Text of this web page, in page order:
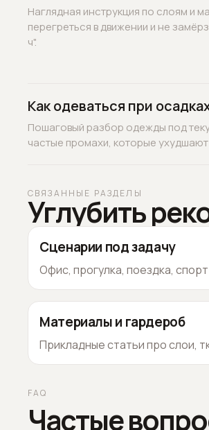
Наглядная инструкция по слоям и
перегреться в движении и не
ч".
Как одеваться при
Пошаговый разбор одежды под
частые промахи, которые
СВЯЗАННЫЕ РАЗДЕЛЫ
Углубить
Сценарии под задачу
Офис, прогулка, поездка,
Материалы и гардероб
Прикладные статьи про слои,
FAQ
Частые